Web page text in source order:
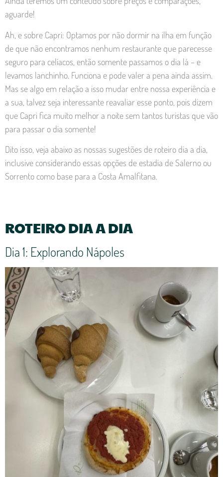
aguarde!
Ah, e sobre Capri: Optamos por não dormir na ilha em função
de que não encontramos nenhum restaurante que parecesse
seguro para celíacos, então somente passamos o dia lá – e
levamos lanchinho. Funciona e pode valer a pena ainda assim.
Mas se algo em relação a isso mudar entre nossa experiência e
a sua, talvez seja interessante reavaliar esse ponto, pois dizem
que Capri fica muito melhor a noite sem tantos turistas que vão
para passar o dia somente!
Dito isso, veja abaixo as nossas sugestões de roteiro dia a dia,
inclusive considerando essas opções de estadia de Salerno ou
Sorrento como base para a Costa Amalfitana.
ROTEIRO DIA A DIA
Dia 1: Explorando Nápoles